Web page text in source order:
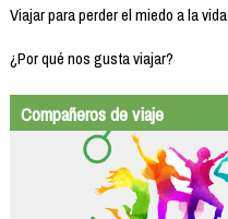
Viajar para perder el miedo a la vida
¿Por qué nos gusta viajar?
Compañeros de viaje